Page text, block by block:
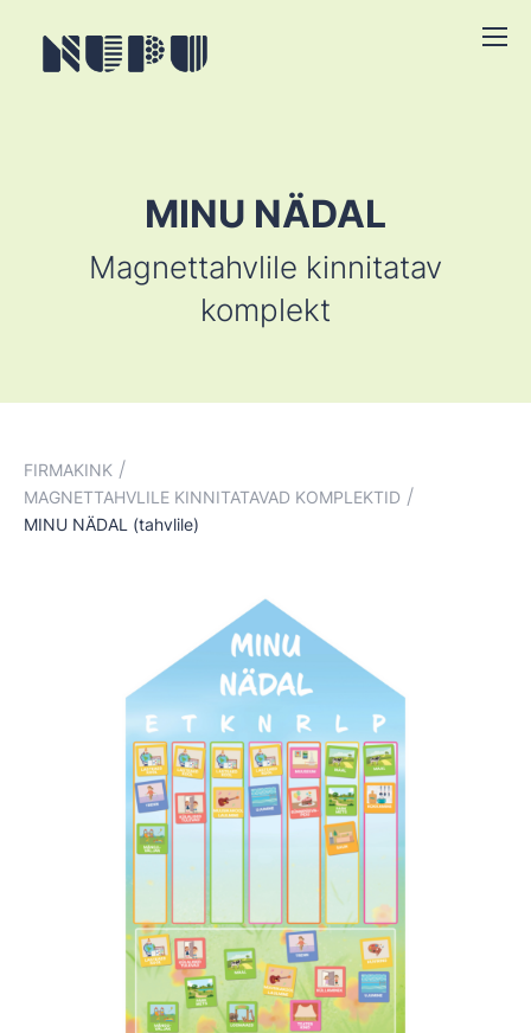
MINU NÄDAL
Magnettahvlile kinnitatav
komplekt
FIRMAKINK /
MAGNETTAHVLILE KINNITATAVAD KOMPLEKTID /
MINU NÄDAL (tahvlile)